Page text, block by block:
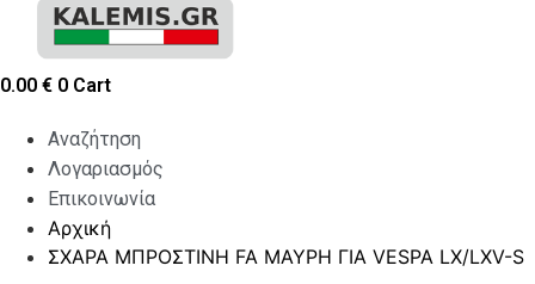
0.00 € 0 Cart
Αναζήτηση
Λογαριασμός
Επικοινωνία
Αρχική
ΣΧΑΡΑ ΜΠΡΟΣΤΙΝΗ FA ΜΑΥΡΗ ΓΙΑ VESPA LX/LXV-S